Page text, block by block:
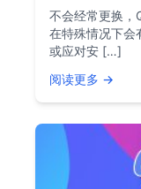
不会经常更换，
在特殊情况下会
或应对安 […]
阅读更多 →